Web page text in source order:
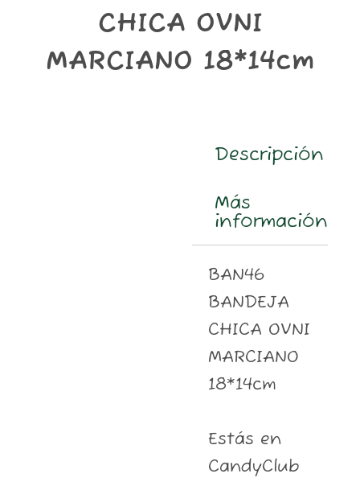
CHICA OVNI
MARCIANO 18*14cm
Descripción
Más
información
BAN46
BANDEJA
CHICA OVNI
MARCIANO
18*14cm
Estás en
CandyClub